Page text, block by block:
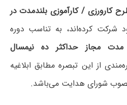
کارورزی / کارآموزی بلندمدت در
شرکت کرده‌اند، به تناسب دوره
مدت مجاز حداکثر ده نیمسال
از این تبصره مطابق ابلاغیه